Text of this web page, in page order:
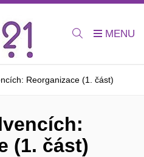
Reorganizace (1. část)
(1. část)